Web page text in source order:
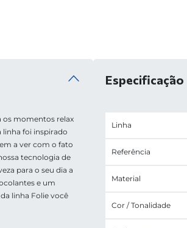
os momentos relax
linha foi inspirado
a ver com o fato
tecnologia de
para o seu dia a
e um
linha Folie você
Especificação
Linha
Referência
Material
Cor / Tonalidade